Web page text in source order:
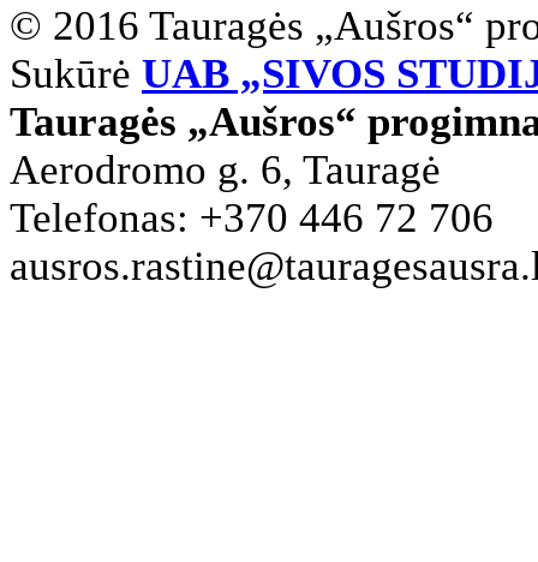
© 2016 Tauragės „Aušros“
Sukūrė UAB „SIVOS
Tauragės „Aušros“
Aerodromo g. 6, Tauragė
Telefonas: +370 446 72 706